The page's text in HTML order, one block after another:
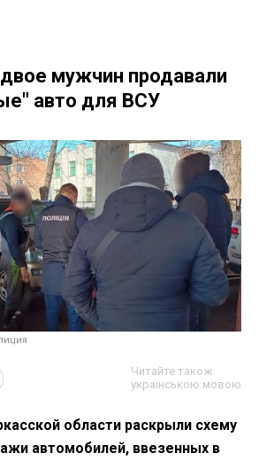
мужчин продавали
авто для ВСУ
Читайте також
українською мовою
области раскрыли схему
автомобилей, ввезенных в